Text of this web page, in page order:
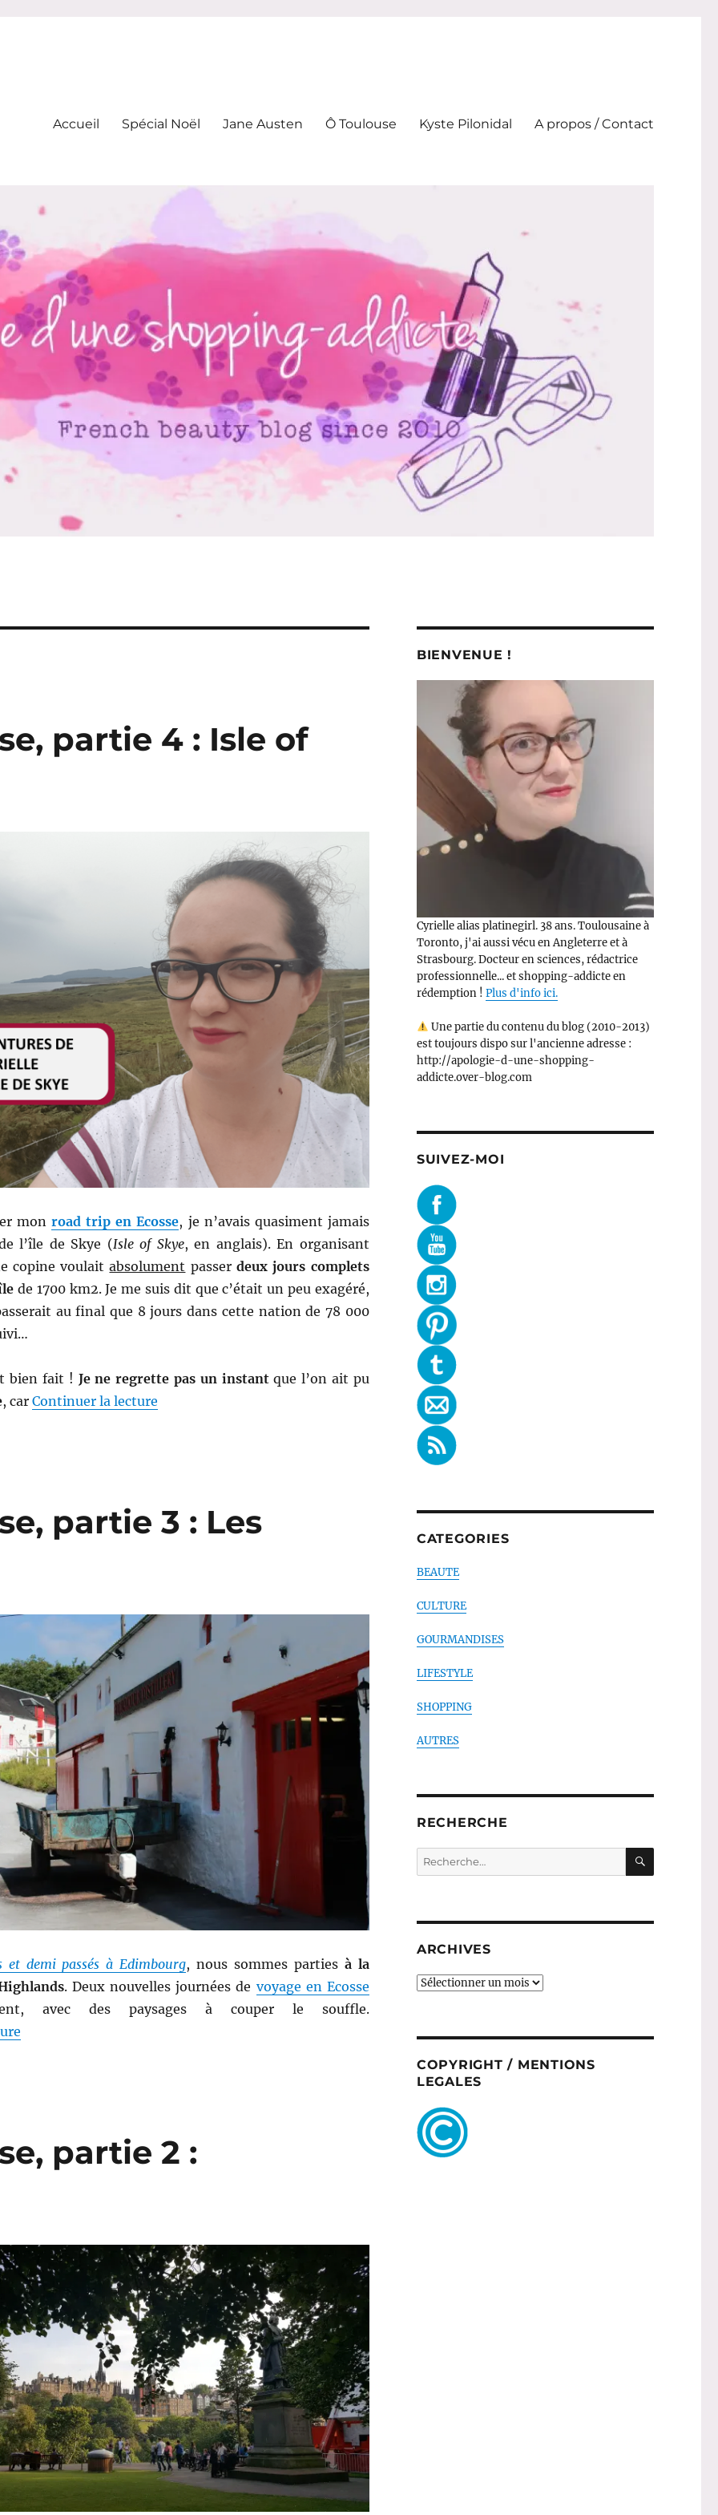
Accueil Spécial Noël Jane Austen Ô Toulouse Kyste Pilonidal A propos / Contact
partie 4 : Isle of
monroad trip en Ecosse, je n’avais quasiment jamais
l’île de Skye (Isle of Skye, en anglais). En organisant
copine voulaitabsolument passerdeux jours complets
de 1700 km2. Je me suis dit que c’était un peu exagéré,
au final que 8 jours dans cette nation de 78 000
bien fait ! Je ne regrette pas un instantque l’on ait pu
, car Continuer la lecturede « Road trip en Ecosse, partie 4 : Isle of Skye »
partie 3 : Les
et demi passés à Edimbourg, nous sommes parties à la
. Deux nouvelles journées de voyage en Ecosse
avec des paysages à couper le souffle.
de « Road trip en Ecosse, partie 3 : Les Highlands »
partie 2 :
BIENVENUE !
Cyrielle alias platinegirl. 38 ans. Toulousaine à
Toronto, j'ai aussi vécu en Angleterre et à
Strasbourg. Docteur en sciences, rédactrice
professionnelle... et shopping-addicte en
rédemption ! Plus d'info ici.
Une partie du contenu du blog (2010-2013)
est toujours dispo sur l'ancienne adresse :
http://apologie-d-une-shopping-
addicte.over-blog.com
SUIVEZ-MOI
CATEGORIES
BEAUTE
CULTURE
GOURMANDISES
LIFESTYLE
SHOPPING
AUTRES
RECHERCHE
Recherche
pour :
ARCHIVES
ARCHIVES
COPYRIGHT / MENTIONS
LEGALES